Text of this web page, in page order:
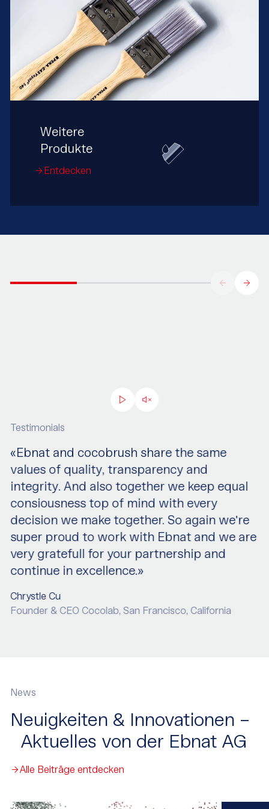
Weitere
Produkte
Entdecken
Testimonials
«Ebnat and cocobrush share the same
values of quality, transparency and
integrity. And also together we keep equal
consiousness top of mind with every
decision we make together. So again weʹre
super proud to work with Ebnat and we are
very gratefull for your partnership and
continue in excellence.»
Chrystle Cu
Founder & CEO Cocolab, San Francisco, California
News
Neuigkeiten & Innovationen –
Aktuelles von der Ebnat AG
Alle Beiträge entdecken